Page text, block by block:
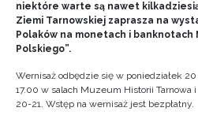
niektóre warte są nawet
Ziemi Tarnowskiej zaprasza na
Polaków na monetach i banknotach
Polskiego”.
Wernisaż odbędzie się w poniedziałek
17.00 w salach Muzeum Historii
20-21. Wstęp na wernisaż jest bezpłatny.